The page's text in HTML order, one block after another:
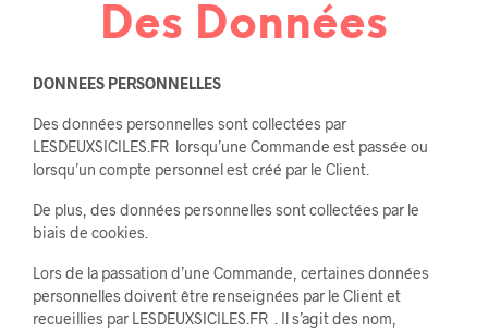
Des Données
DONNEES PERSONNELLES
Des données personnelles sont collectées par
LESDEUXSICILES.FR lorsqu’une Commande est passée ou
lorsqu’un compte personnel est créé par le Client.
De plus, des données personnelles sont collectées par le
biais de cookies.
Lors de la passation d’une Commande, certaines données
personnelles doivent être renseignées par le Client et
recueillies par LESDEUXSICILES.FR . Il s’agit des nom,